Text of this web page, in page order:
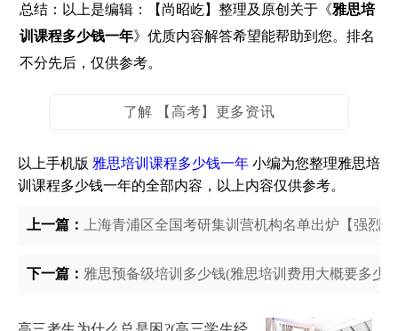
总结：以上是编辑：【尚昭屹】整理及原创关于《雅思培
训课程多少钱一年》优质内容解答希望能帮助到您。排名
不分先后，仅供参考。
了解 【高考】更多资讯
以上手机版 雅思培训课程多少钱一年 小编为您整理雅思培
训课程多少钱一年的全部内容，以上内容仅供参考。
上一篇： 上海青浦区全国考研集训营机构名单出炉【强烈
下一篇： 雅思预备级培训多少钱(雅思培训费用大概要多少